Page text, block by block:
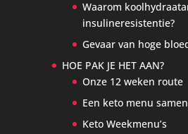
Waarom
insulineresistentie?
Gevaar van hoge
HOE PAK JE HET AAN?
Onze 12 weken route
Een keto menu
Keto Weekmenu’s